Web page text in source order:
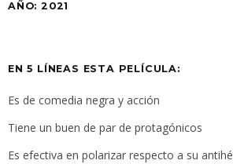
AÑO: 2021
EN 5 LÍNEAS ESTA PELÍCULA:
Es de comedia negra y acción
Tiene un buen de par de protagónicos
Es efectiva en polarizar respecto a su